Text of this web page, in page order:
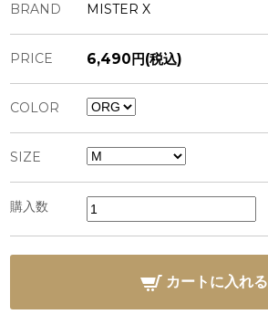
BRAND MISTER X
PRICE 6,490円(税込)
COLOR
SIZE
購入数
カートに入れる